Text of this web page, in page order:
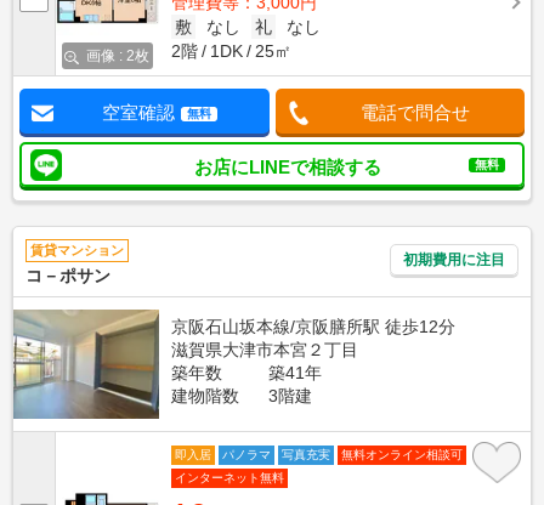
画像 : 2枚
敷
なし 礼
なし
2階
1DK 25㎡
空室確認 無料 電話で問合せ
お店にLINEで相談する 無料
賃貸マンション
コ－ポサン
初期費用に注目
京阪石山坂本線/京阪膳所駅 徒歩12分
滋賀県大津市本宮２丁目
築年数
築41年
建物階数
3階建
即入居 パノラマ 写真充実
無料オンライン相談可
インターネット無料